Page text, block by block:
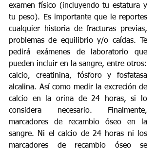
examen físico (incluyendo tu estatura y
tu peso). Es importante que le reportes
cualquier historia de fracturas previas,
problemas de equilibrio y/o caídas. Te
pedirá exámenes de laboratorio que
pueden incluir en la sangre, entre otros:
calcio, creatinina, fósforo y fosfatasa
alcalina. Así como medir la excreción de
calcio en la orina de 24 horas, si lo
considera necesario. Finalmente,
marcadores de recambio óseo en la
sangre. Ni el calcio de 24 horas ni los
marcadores de recambio óseo se